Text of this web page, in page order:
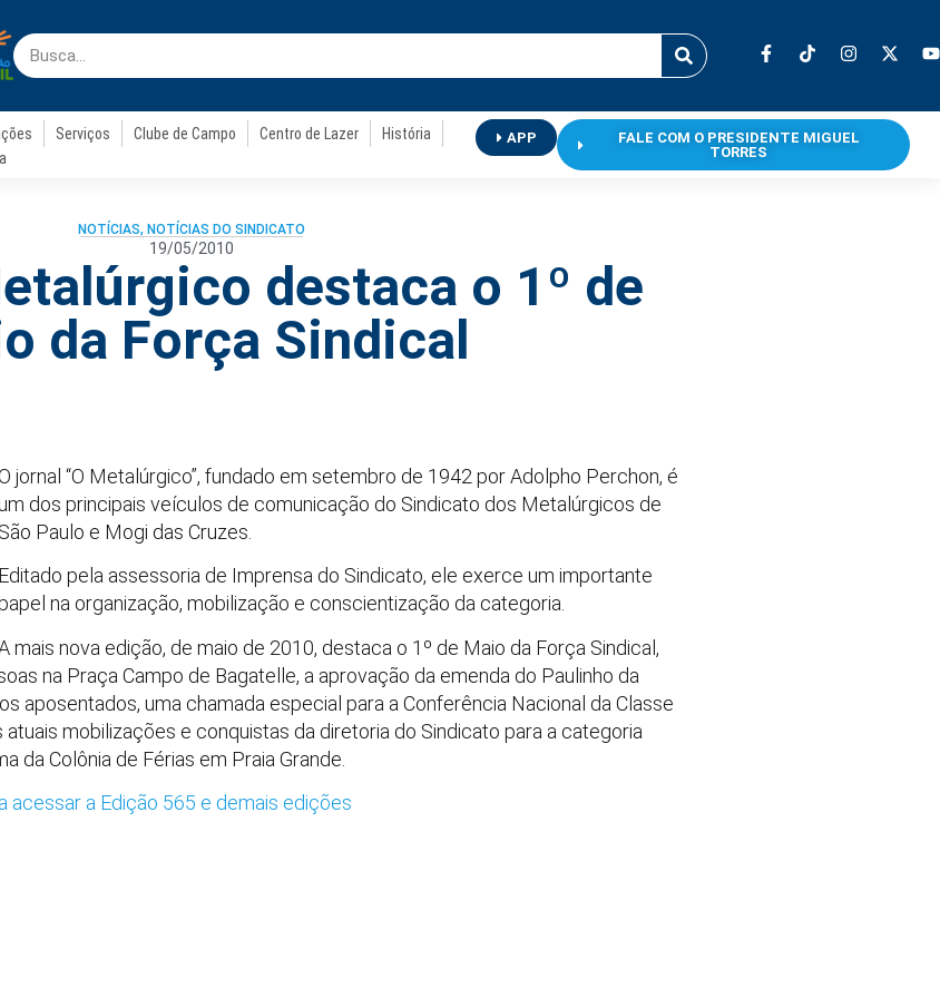
Serviços Clube de Campo Centro de Lazer
História
APP
FALE COM O PRESIDENTE MIGUEL
TORRES
NOTÍCIAS, NOTÍCIAS DO SINDICATO
19/05/2010
destaca o 1º de
da Força Sindical
jornal “O Metalúrgico”, fundado em setembro de 1942 por Adolpho Perchon, é
dos principais veículos de comunicação do Sindicato dos Metalúrgicos de
São Paulo e Mogi das Cruzes.
Editado pela assessoria de Imprensa do Sindicato, ele exerce um importante
na organização, mobilização e conscientização da categoria.
mais nova edição, de maio de 2010, destaca o 1º de Maio da Força Sindical,
na Praça Campo de Bagatelle, a aprovação da emenda do Paulinho da
aposentados, uma chamada especial para a Conferência Nacional da Classe
mobilizações e conquistas da diretoria do Sindicato para a categoria
da Colônia de Férias em Praia Grande.
acessar a Edição 565 e demais edições